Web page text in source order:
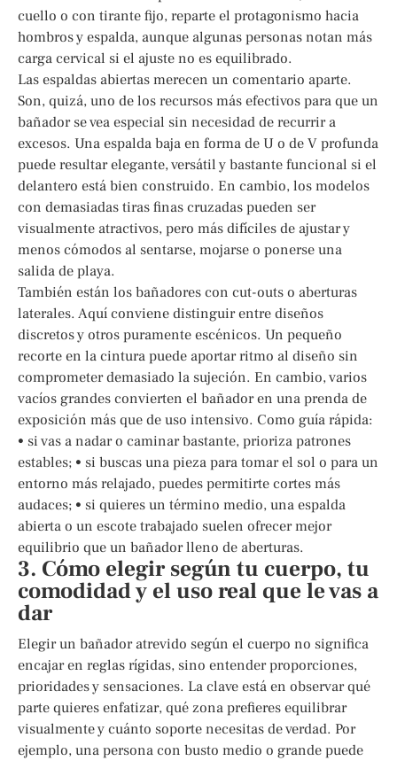
cuello o con tirante fijo, reparte el protagonismo hacia
hombros y espalda, aunque algunas personas notan más
carga cervical si el ajuste no es equilibrado.
Las espaldas abiertas merecen un comentario aparte.
Son, quizá, uno de los recursos más efectivos para que un
bañador se vea especial sin necesidad de recurrir a
excesos. Una espalda baja en forma de U o de V profunda
puede resultar elegante, versátil y bastante funcional si el
delantero está bien construido. En cambio, los modelos
con demasiadas tiras finas cruzadas pueden ser
visualmente atractivos, pero más difíciles de ajustar y
menos cómodos al sentarse, mojarse o ponerse una
salida de playa.
También están los bañadores con cut-outs o aberturas
laterales. Aquí conviene distinguir entre diseños
discretos y otros puramente escénicos. Un pequeño
recorte en la cintura puede aportar ritmo al diseño sin
comprometer demasiado la sujeción. En cambio, varios
vacíos grandes convierten el bañador en una prenda de
exposición más que de uso intensivo. Como guía rápida:
• si vas a nadar o caminar bastante, prioriza patrones
estables; • si buscas una pieza para tomar el sol o para un
entorno más relajado, puedes permitirte cortes más
audaces; • si quieres un término medio, una espalda
abierta o un escote trabajado suelen ofrecer mejor
equilibrio que un bañador lleno de aberturas.
3. Cómo elegir según tu cuerpo, tu
comodidad y el uso real que le vas a
dar
Elegir un bañador atrevido según el cuerpo no significa
encajar en reglas rígidas, sino entender proporciones,
prioridades y sensaciones. La clave está en observar qué
parte quieres enfatizar, qué zona prefieres equilibrar
visualmente y cuánto soporte necesitas de verdad. Por
ejemplo, una persona con busto medio o grande puede